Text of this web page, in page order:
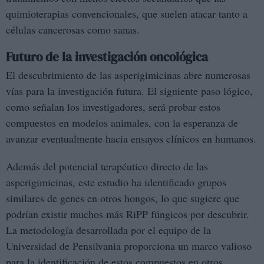
quimioterapias convencionales, que suelen atacar tanto a
células cancerosas como sanas.
Futuro de la investigación oncológica
El descubrimiento de las asperigimicinas abre numerosas
vías para la investigación futura. El siguiente paso lógico,
como señalan los investigadores, será probar estos
compuestos en modelos animales, con la esperanza de
avanzar eventualmente hacia ensayos clínicos en humanos.
Además del potencial terapéutico directo de las
asperigimicinas, este estudio ha identificado grupos
similares de genes en otros hongos, lo que sugiere que
podrían existir muchos más RiPP fúngicos por descubrir.
La metodología desarrollada por el equipo de la
Universidad de Pensilvania proporciona un marco valioso